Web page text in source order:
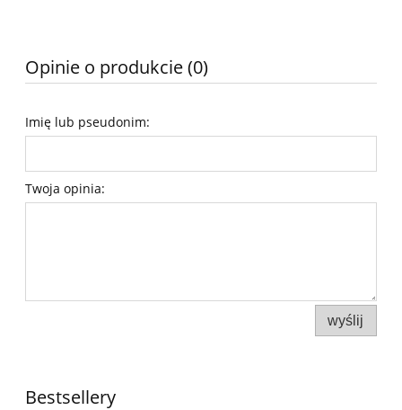
Opinie o produkcie (0)
Imię lub pseudonim:
Twoja opinia:
wyślij
Bestsellery